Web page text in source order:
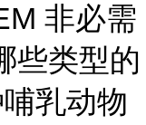
非必需
些类型的
乳动物